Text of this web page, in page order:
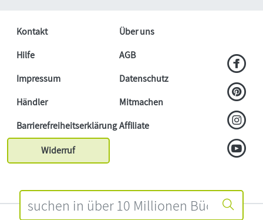
Kontakt
Über uns
Hilfe
AGB
Impressum
Datenschutz
Händler
Mitmachen
BarrierefreiheitserklärungAffiliate
Widerruf